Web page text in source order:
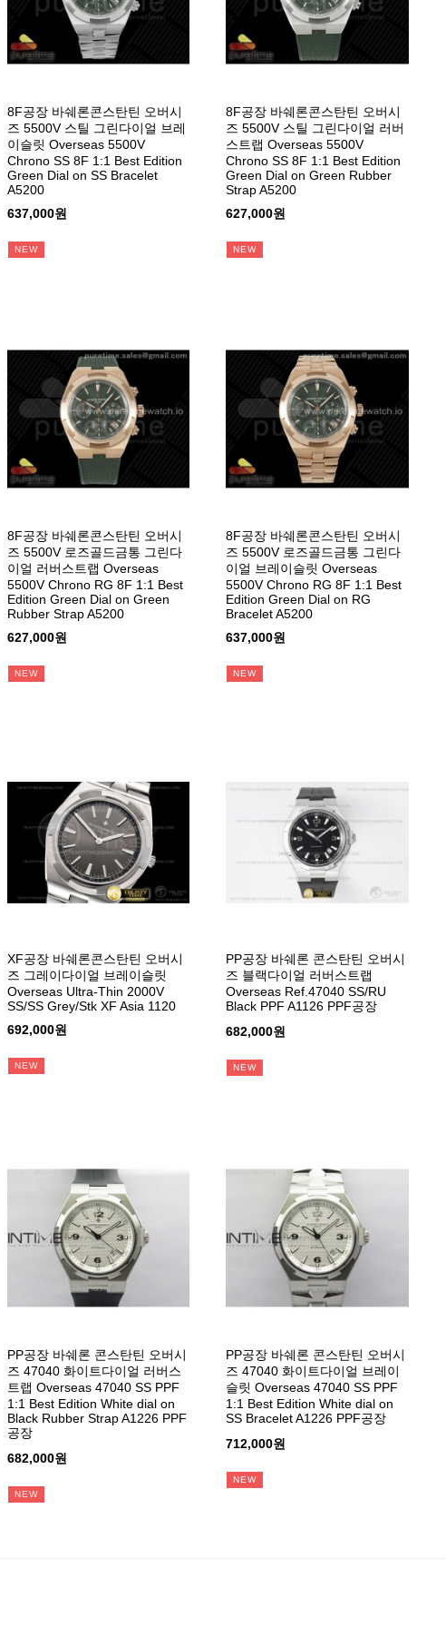
8F공장 바쉐론콘스탄틴 오버시
즈 5500V 스틸 그린다이얼 브레
이슬릿 Overseas 5500V
Chrono SS 8F 1:1 Best Edition
Green Dial on SS Bracelet
A5200
637,000원
NEW
8F공장 바쉐론콘스탄틴 오버시
즈 5500V 스틸 그린다이얼 러버
스트랩 Overseas 5500V
Chrono SS 8F 1:1 Best Edition
Green Dial on Green Rubber
Strap A5200
627,000원
NEW
8F공장 바쉐론콘스탄틴 오버시
즈 5500V 로즈골드금통 그린다
이얼 러버스트랩 Overseas
5500V Chrono RG 8F 1:1 Best
Edition Green Dial on Green
Rubber Strap A5200
627,000원
NEW
8F공장 바쉐론콘스탄틴 오버시
즈 5500V 로즈골드금통 그린다
이얼 브레이슬릿 Overseas
5500V Chrono RG 8F 1:1 Best
Edition Green Dial on RG
Bracelet A5200
637,000원
NEW
XF공장 바쉐론콘스탄틴 오버시
즈 그레이다이얼 브레이슬릿
Overseas Ultra-Thin 2000V
SS/SS Grey/Stk XF Asia 1120
692,000원
NEW
PP공장 바쉐론 콘스탄틴 오버시
즈 블랙다이얼 러버스트랩
Overseas Ref.47040 SS/RU
Black PPF A1126 PPF공장
682,000원
NEW
PP공장 바쉐론 콘스탄틴 오버시
즈 47040 화이트다이얼 러버스
트랩 Overseas 47040 SS PPF
1:1 Best Edition White dial on
Black Rubber Strap A1226 PPF
공장
682,000원
NEW
PP공장 바쉐론 콘스탄틴 오버시
즈 47040 화이트다이얼 브레이
슬릿 Overseas 47040 SS PPF
1:1 Best Edition White dial on
SS Bracelet A1226 PPF공장
712,000원
NEW